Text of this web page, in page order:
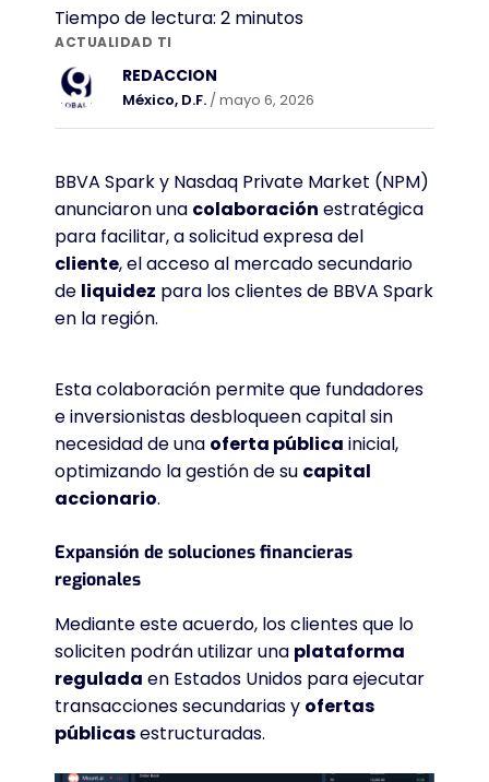
Tiempo de lectura: 2 minutos
ACTUALIDAD TI
REDACCION
México, D.F. / mayo 6, 2026
BBVA Spark y Nasdaq Private Market (NPM)
anunciaron una colaboración estratégica
para facilitar, a solicitud expresa del
cliente, el acceso al mercado secundario
de liquidez para los clientes de BBVA Spark
en la región.
Esta colaboración permite que fundadores
e inversionistas desbloqueen capital sin
necesidad de una oferta pública inicial,
optimizando la gestión de su capital
accionario.
Expansión de soluciones financieras
regionales
Mediante este acuerdo, los clientes que lo
soliciten podrán utilizar una plataforma
regulada en Estados Unidos para ejecutar
transacciones secundarias y ofertas
públicasestructuradas.